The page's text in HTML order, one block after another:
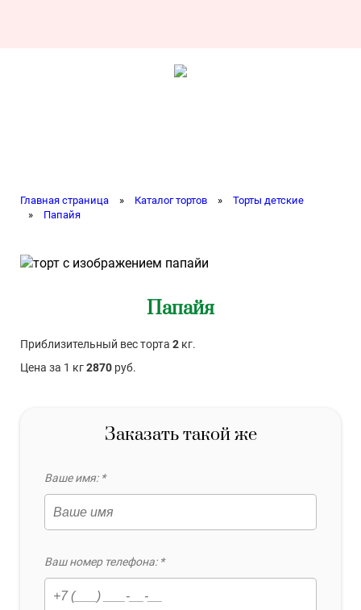
Главная страница » Каталог тортов »
Торты детские
»
Папайя
Папайя
Приблизительный вес торта 2 кг.
Цена за 1 кг2870 руб.
Заказать такой же
Ваше имя: *
Ваш номер телефона: *